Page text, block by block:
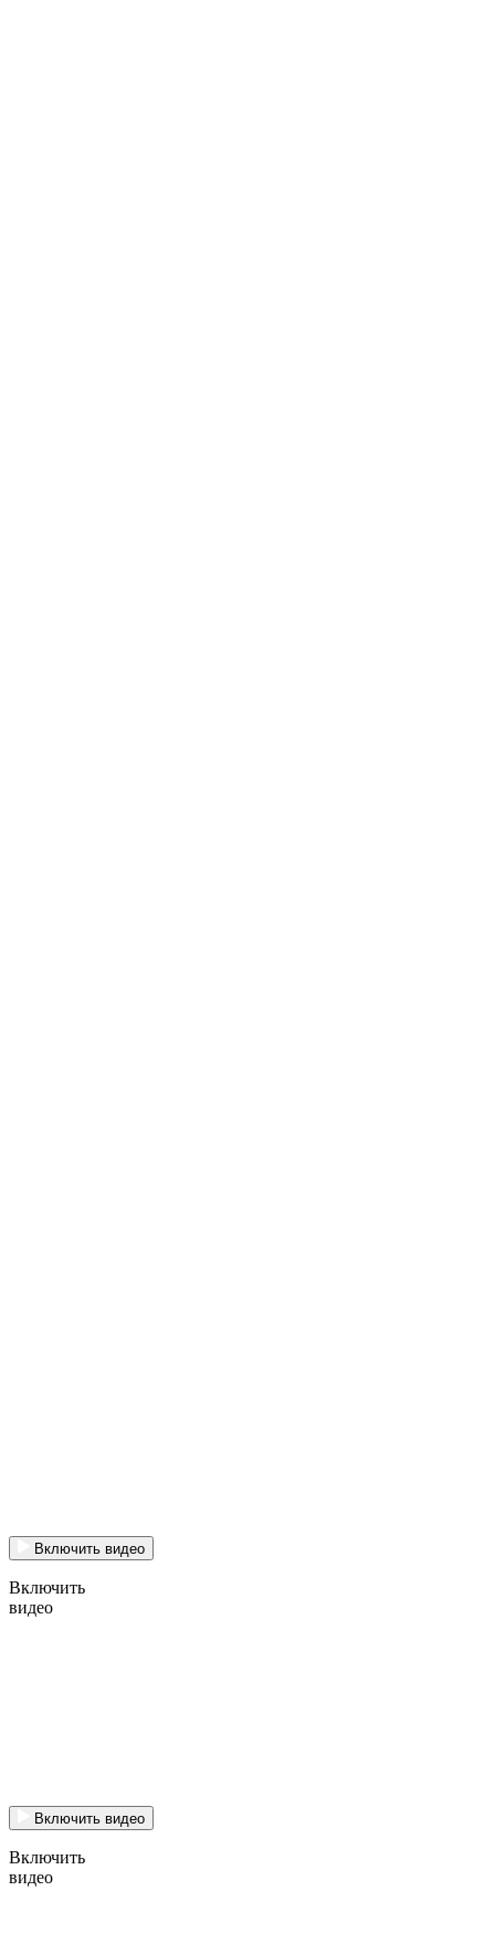
Включить видео
Включить
видео
Включить видео
Включить
видео